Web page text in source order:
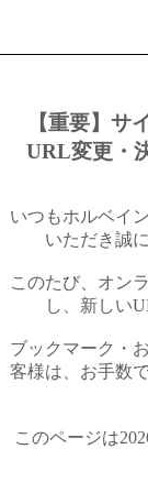
【重要】サ
URL変更・
いつもホルベイ
いただき誠
このたび、オン
し、新しい
ブックマーク・
客様は、お手数
このページは